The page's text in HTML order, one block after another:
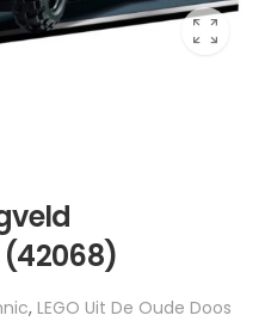
, LEGO Uit De Oude Doos